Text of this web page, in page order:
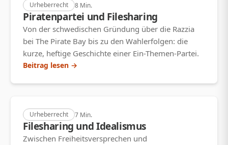
Urheberrecht 8 Min.
Piratenpartei und Filesharing
Von der schwedischen Gründung über die Razzia
bei The Pirate Bay bis zu den Wahlerfolgen: die
kurze, heftige Geschichte einer Ein-Themen-Partei.
Beitrag lesen →
Urheberrecht 7 Min.
Filesharing und Idealismus
Zwischen Freiheitsversprechen und